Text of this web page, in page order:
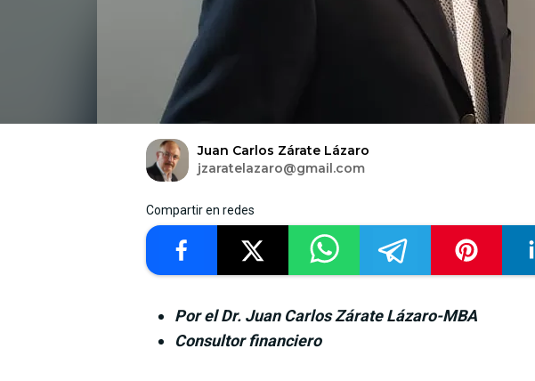
Juan Carlos Zárate Lázaro
jzaratelazaro@gmail.com
Compartir en redes
Por el Dr. Juan Carlos Zárate Lázaro-MBA
Consultor financiero